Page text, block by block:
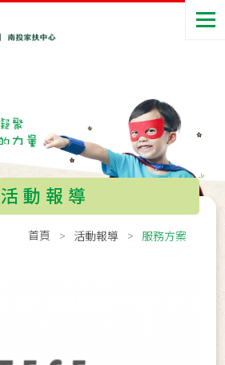
活動報導
首頁 活動報導 服務方案